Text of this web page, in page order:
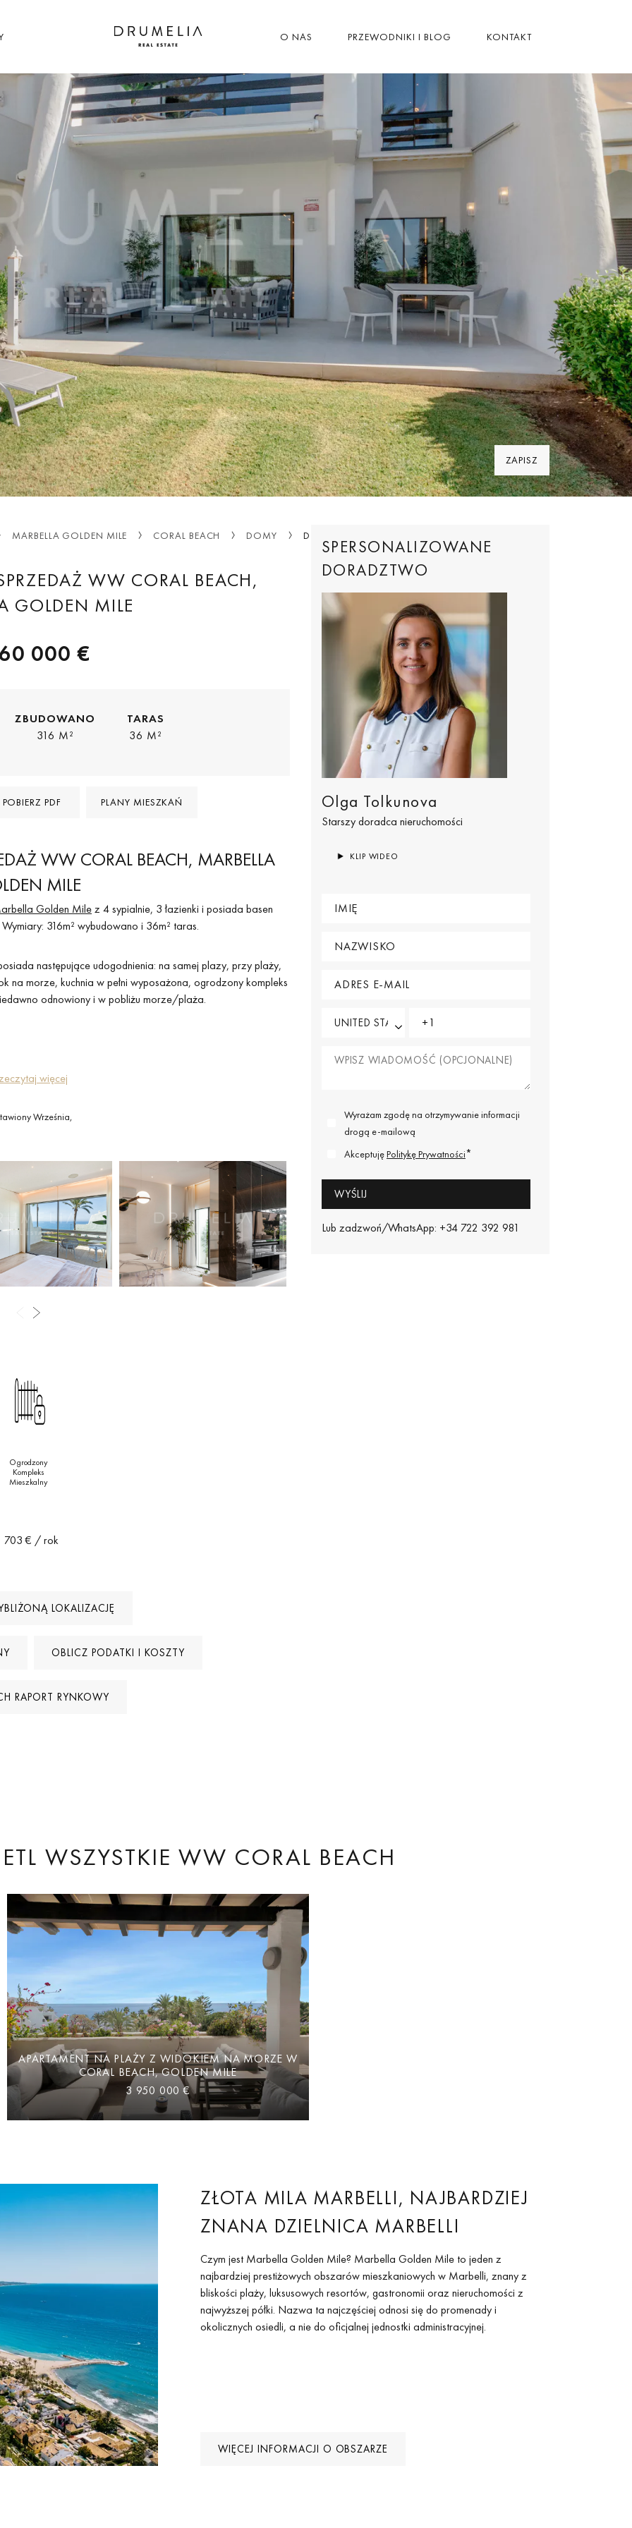
O NAS PRZEWODNIKI I BLOG KONTAKT
MARBELLA GOLDEN MILE CORAL BEACH DOMY D2757
ZAPISZ
WW CORAL BEACH,
GOLDEN MILE
000 €
ZBUDOWANO
316 M²
TARAS
36 M²
POBIERZ PDF PLANY MIESZKAŃ
WW CORAL BEACH, MARBELLA
MILE
Golden Milez 4 sypialnie, 3 łazienki i posiada basen
316m² wybudowano i 36m² taras.
następujące udogodnienia: na samej plazy, przy plaży,
na morze, kuchnia w pełni wyposażona, ogrodzony kompleks
odnowiony i w pobliżu morze/plaża.
więcej
Września,
Ogrodzony
Kompleks
Mieszkalny
703 € / rok
LOKALIZACJĘ
OBLICZ PODATKI I KOSZTY
RAPORT RYNKOWY
SPERSONALIZOWANE
DORADZTWO
Olga Tolkunova
Starszy doradca nieruchomości
KLIP WIDEO
Wyrażam zgodę na otrzymywanie informacji
drogą e-mailową
AkceptujęPolitykę Prywatności*
Lub zadzwoń/WhatsApp: +34 722 392 981
WSZYSTKIE WW CORAL BEACH
APARTAMENT NA PLAŻY Z WIDOKIEM NA MORZE W
CORAL BEACH, GOLDEN MILE
3 950 000 €
ZŁOTA MILA MARBELLI, NAJBARDZIEJ
ZNANA DZIELNICA MARBELLI
Czym jest Marbella Golden Mile? Marbella Golden Mile to jeden z
najbardziej prestiżowych obszarów mieszkaniowych w Marbelli, znany z
bliskości plaży, luksusowych resortów, gastronomii oraz nieruchomości z
najwyższej półki. Nazwa ta najczęściej odnosi się do promenady i
okolicznych osiedli, a nie do oficjalnej jednostki administracyjnej.
WIĘCEJ INFORMACJI O OBSZARZE